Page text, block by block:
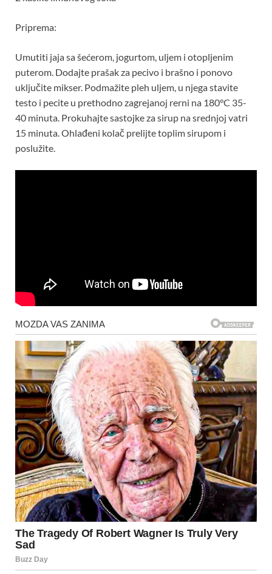
Priprema:
Umutiti jaja sa šećerom, jogurtom, uljem i otopljenim
puterom. Dodajte prašak za pecivo i brašno i ponovo
uključite mikser. Podmažite pleh uljem, u njega stavite
testo i pecite u prethodno zagrejanoj rerni na 180°C 35-
40 minuta. Prokuhajte sastojke za sirup na srednjoj vatri
15 minuta. Ohlađeni kolač prelijte toplim sirupom i
poslužite.